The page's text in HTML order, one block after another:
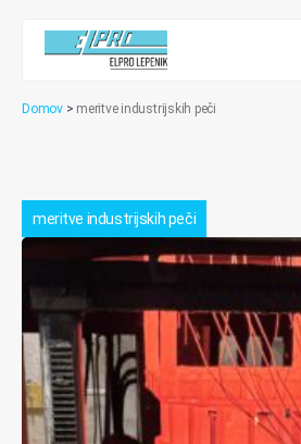
Domov > meritve industrijskih peči
meritve industrijskih peči